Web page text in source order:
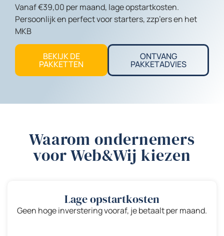
Vanaf €39,00 per maand, lage opstartkosten.
Persoonlijk en perfect voor starters, zzp’ers en het
MKB
BEKIJK DE
PAKKETTEN
ONTVANG
PAKKETADVIES
Waarom ondernemers
voor Web&Wij kiezen
Lage opstartkosten
Geen hoge inverstering vooraf, je betaalt per maand.